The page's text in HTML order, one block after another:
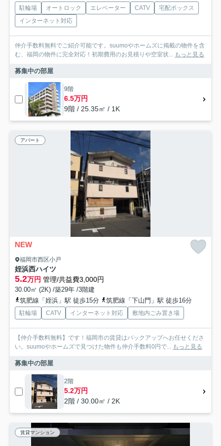
駐輪場 オートロック エレベーター CATV
宅配ボックス
インターネット対応
仲介手数料無料でご紹介可能です。suumoやホームズに掲載の物件を含
む、福岡の物件に完全対応！初期費用のお見積りや空室状... もっと見る
募集中の部屋
9階
6.5万円
9階 / 25.35㎡ / 1K
アパート
NEW
福岡市西区小戸
姪浜西ハイツ
5.2万円 管理/共益費3,000円
30.00㎡ (2K) /築29年 /3階建
筑肥線「姪浜」駅 徒歩15分
筑肥線「下山門」駅 徒歩16分
駐輪場 CATV インターネット対応 敷地内ごみ置き場
【仲介手数料無料】です！福岡市の賃貸はバックアップへお任せくださ
い。suumoやホームズで見つけた物件も仲介手数料0円で... もっと見る
募集中の部屋
2階
5.2万円
2階 / 30.00㎡ / 2K
賃貸マンション